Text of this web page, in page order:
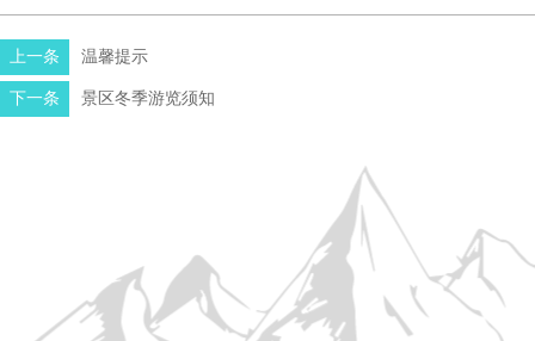
上一条 温馨提示
下一条 景区冬季游览须知